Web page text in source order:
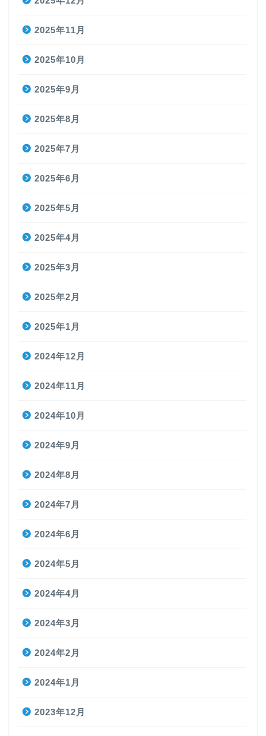
2025年11月
2025年10月
2025年9月
2025年8月
2025年7月
2025年6月
2025年5月
2025年4月
2025年3月
2025年2月
2025年1月
2024年12月
2024年11月
2024年10月
2024年9月
2024年8月
2024年7月
2024年6月
2024年5月
2024年4月
2024年3月
2024年2月
2024年1月
2023年12月